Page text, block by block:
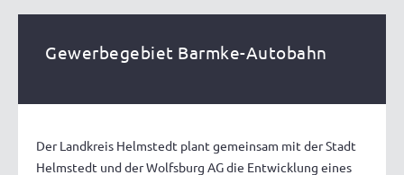
Gewerbegebiet Barmke-Autobahn
Der Landkreis Helmstedt plant gemeinsam mit der Stadt
Helmstedt und der Wolfsburg AG die Entwicklung eines